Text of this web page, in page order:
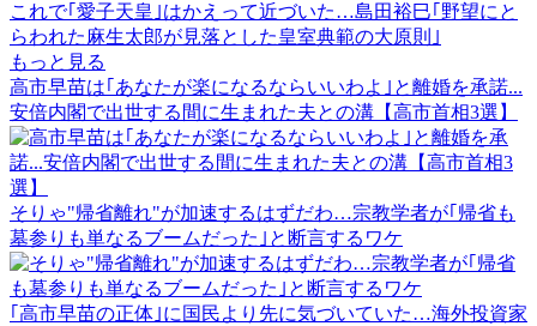
これで｢愛子天皇｣はかえって近づいた…島田裕巳｢野望にと
らわれた麻生太郎が見落とした皇室典範の大原則｣
もっと見る
高市早苗は｢あなたが楽になるならいいわよ｣と離婚を承諾...
安倍内閣で出世する間に生まれた夫との溝【高市首相3選】
そりゃ"帰省離れ"が加速するはずだわ…宗教学者が｢帰省も
墓参りも単なるブームだった｣と断言するワケ
｢高市早苗の正体｣に国民より先に気づいていた…海外投資家